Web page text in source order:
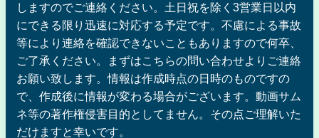
しますのでご連絡ください。土日祝を除く3営業日以内
にできる限り迅速に対応する予定です。不慮による事故
等により連絡を確認できないこともありますので何卒、
ご了承ください。まずはこちらの問い合わせよりご連絡
お願い致します。情報は作成時点の日時のものですの
で、作成後に情報が変わる場合がございます。動画サム
ネ等の著作権侵害目的としてません。その点ご理解いた
だけますと幸いです。